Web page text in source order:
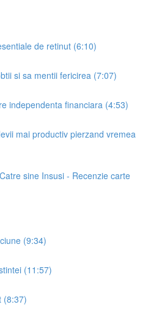
de retinut (6:10)
si sa mentii fericirea (7:07)
independenta financiara (4:53)
mai productiv pierzand vremea
sine Insusi - Recenzie carte
(9:34)
(11:57)
(8:37)